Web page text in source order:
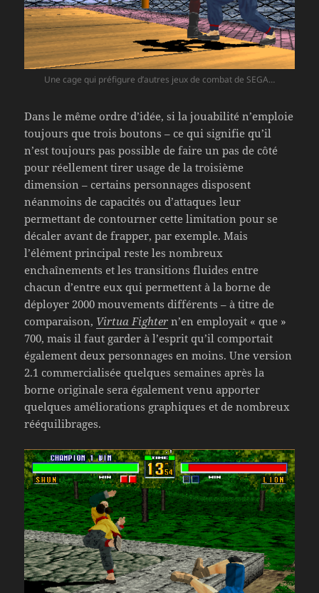
Une cage qui préfigure d’autres jeux de combat de SEGA…
Dans le même ordre d’idée, si la jouabilité n’emploie
toujours que trois boutons – ce qui signifie qu’il
n’est toujours pas possible de faire un pas de côté
pour réellement tirer usage de la troisième
dimension – certains personnages disposent
néanmoins de capacités ou d’attaques leur
permettant de contourner cette limitation pour se
décaler avant de frapper, par exemple. Mais
l’élément principal reste les nombreux
enchaînements et les transitions fluides entre
chacun d’entre eux qui permettent à la borne de
déployer 2000 mouvements différents – à titre de
comparaison, Virtua Fighter n’en employait « que »
700, mais il faut garder à l’esprit qu’il comportait
également deux personnages en moins. Une version
2.1 commercialisée quelques semaines après la
borne originale sera également venu apporter
quelques améliorations graphiques et de nombreux
rééquilibrages.